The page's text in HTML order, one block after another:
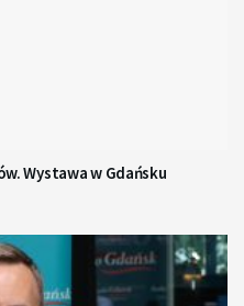
Wystawa w Gdańsku